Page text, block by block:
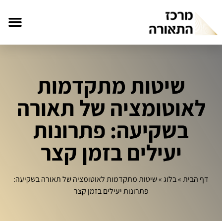
שיטות מתקדמות
לאוטומציה של תאורה
בשקיעה: פתרונות
יעילים בזמן קצר
דף הבית»בלוג»שיטות מתקדמות לאוטומציה של תאורה בשקיעה:
פתרונות יעילים בזמן קצר